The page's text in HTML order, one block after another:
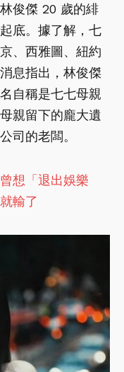
俊傑 20 歲的緋
底。據了解，七
、西雅圖、紐約
息指出，林俊傑
自稱是七七母親
親留下的龐大遺
司的老闆。
想「退出娛樂
輸了